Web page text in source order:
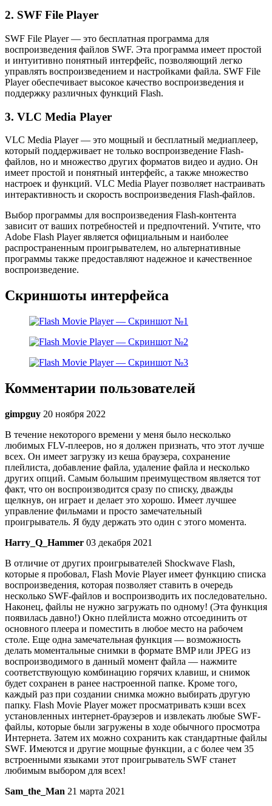
2. SWF File Player
SWF File Player — это бесплатная программа для
воспроизведения файлов SWF. Эта программа имеет простой
и интуитивно понятный интерфейс, позволяющий легко
управлять воспроизведением и настройками файла. SWF File
Player обеспечивает высокое качество воспроизведения и
поддержку различных функций Flash.
3. VLC Media Player
VLC Media Player — это мощный и бесплатный медиаплеер,
который поддерживает не только воспроизведение Flash-
файлов, но и множество других форматов видео и аудио. Он
имеет простой и понятный интерфейс, а также множество
настроек и функций. VLC Media Player позволяет настраивать
интерактивность и скорость воспроизведения Flash-файлов.
Выбор программы для воспроизведения Flash-контента
зависит от ваших потребностей и предпочтений. Учтите, что
Adobe Flash Player является официальным и наиболее
распространенным проигрывателем, но альтернативные
программы также предоставляют надежное и качественное
воспроизведение.
Скриншоты интерфейса
Комментарии пользователей
gimpguy 20 ноября 2022
В течение некоторого времени у меня было несколько
любимых FLV-плееров, но я должен признать, что этот лучше
всех. Он имеет загрузку из кеша браузера, сохранение
плейлиста, добавление файла, удаление файла и несколько
других опций. Самым большим преимуществом является тот
факт, что он воспроизводится сразу по списку, дважды
щелкнув, он играет и делает это хорошо. Имеет лучшее
управление фильмами и просто замечательный
проигрыватель. Я буду держать это один с этого момента.
Harry_Q_Hammer 03 декабря 2021
В отличие от других проигрывателей Shockwave Flash,
которые я пробовал, Flash Movie Player имеет функцию списка
воспроизведения, которая позволяет ставить в очередь
несколько SWF-файлов и воспроизводить их последовательно.
Наконец, файлы не нужно загружать по одному! (Эта функция
появилась давно!) Окно плейлиста можно отсоединить от
основного плеера и поместить в любое место на рабочем
столе. Еще одна замечательная функция — возможность
делать моментальные снимки в формате BMP или JPEG из
воспроизводимого в данный момент файла — нажмите
соответствующую комбинацию горячих клавиш, и снимок
будет сохранен в ранее настроенной папке. Кроме того,
каждый раз при создании снимка можно выбирать другую
папку. Flash Movie Player может просматривать кэши всех
установленных интернет-браузеров и извлекать любые SWF-
файлы, которые были загружены в ходе обычного просмотра
Интернета. Затем их можно сохранить как стандартные файлы
SWF. Имеются и другие мощные функции, а с более чем 35
встроенными языками этот проигрыватель SWF станет
любимым выбором для всех!
Sam_the_Man 21 марта 2021